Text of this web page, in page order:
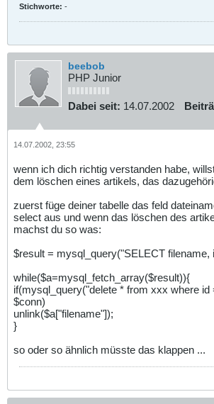
Stichworte: -
beebob
PHP Junior
Dabei seit: 14.07.2002
14.07.2002, 23:55
wenn ich dich richtig verstanden habe,
dem löschen eines artikels, das
zuerst füge deiner tabelle das feld
select aus und wenn das löschen des
machst du so was:
$result = mysql_query("SELECT filename,
while($a=mysql_fetch_array($result)){
if(mysql_query("delete * from xxx where id
$conn)
unlink($a["filename"]);
}
so oder so ähnlich müsste das klappen ...